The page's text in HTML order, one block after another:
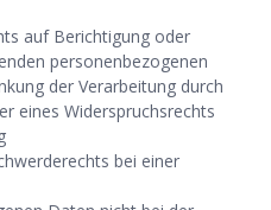
auf Berichtigung oder
personenbezogenen
der Verarbeitung durch
eines Widerspruchsrechts
bei einer